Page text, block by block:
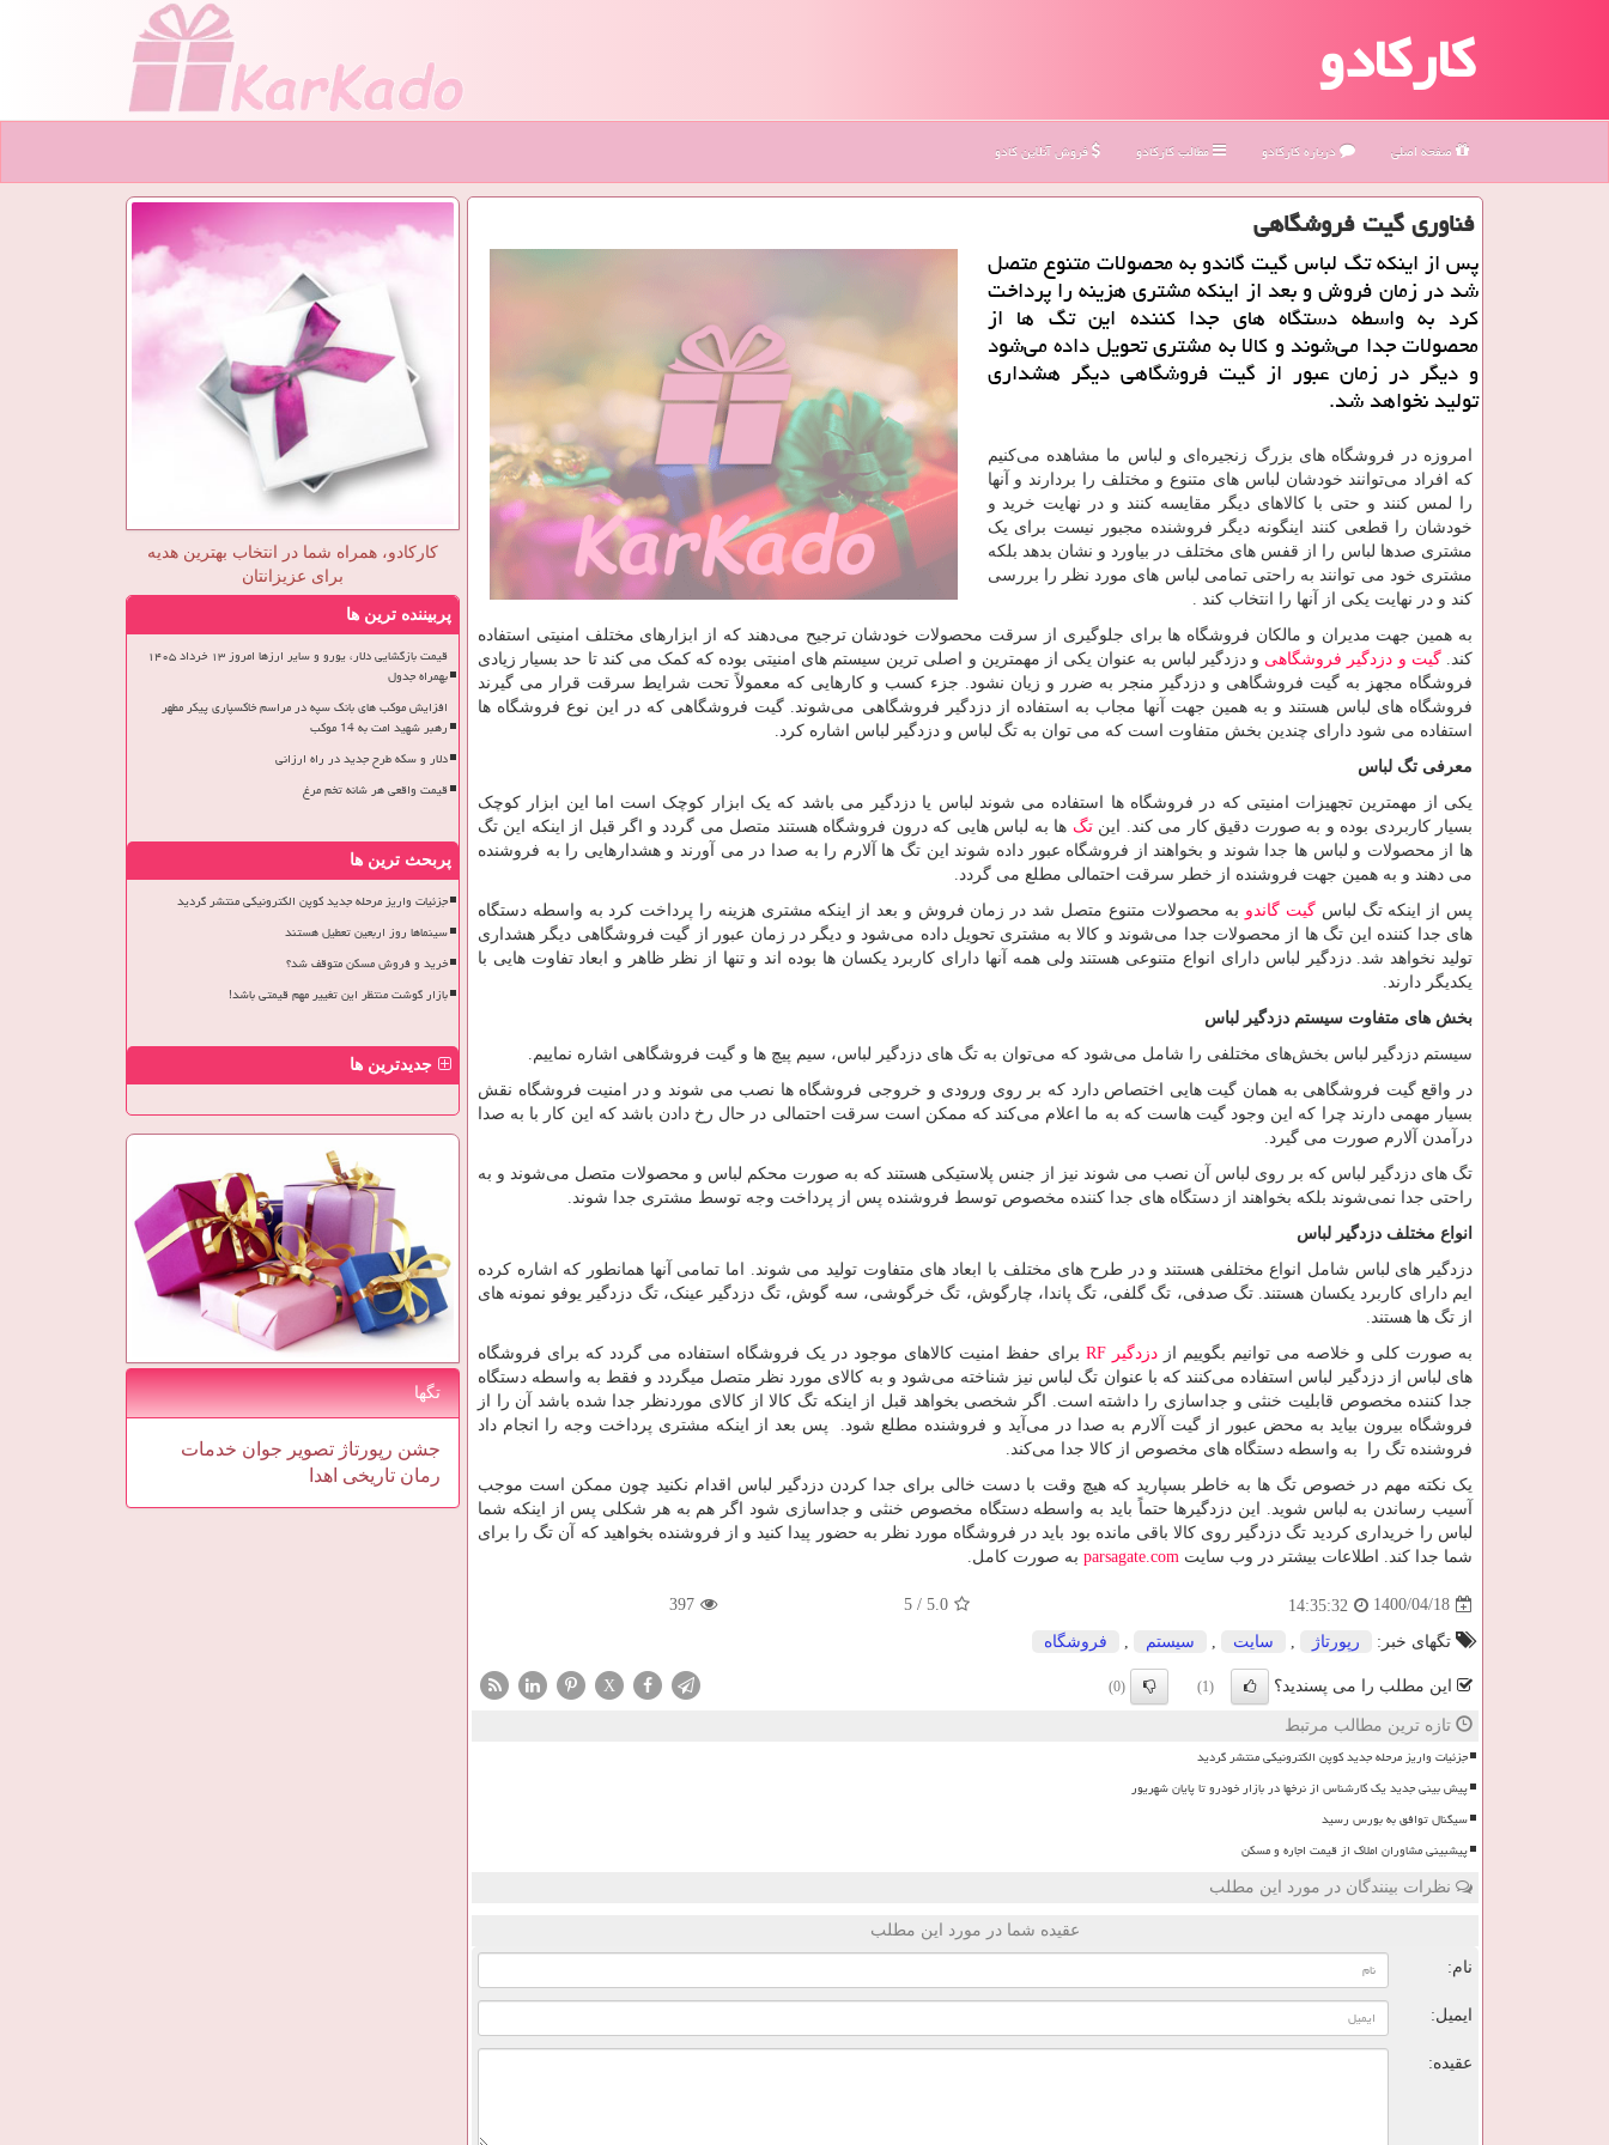
کارکادو
صفحه اصلی درباره كاركادو مطالب كاركادو فروش آنلاین کادو
فناوری گیت فروشگاهی
پس از اینكه تگ لباس گیت گاندو به محصولات متنوع متصل
شد در زمان فروش و بعد از اینكه مشتری هزینه را پرداخت
كرد به واسطه دستگاه های جدا كننده این تگ ها از
محصولات جدا می‌شوند و كالا به مشتری تحویل داده می‌شود
و دیگر در زمان عبور از گیت فروشگاهی دیگر هشداری
تولید نخواهد شد.
امروزه در فروشگاه‌ های بزرگ زنجیره‌ای و لباس ما مشاهده می‌کنیم
که افراد می‌توانند خودشان لباس های متنوع و مختلف را بردارند و آنها
را لمس کنند و حتی با کالاهای دیگر مقایسه کنند و در نهایت خرید و
خودشان را قطعی کنند اینگونه دیگر فروشنده مجبور نیست برای یک
مشتری صدها لباس را از قفس های مختلف در بیاورد و نشان بدهد بلکه
مشتری خود می توانند به راحتی تمامی لباس های مورد نظر را بررسی
کند و در نهایت یکی از آنها را انتخاب کند .
به همین جهت مدیران و مالکان فروشگاه ها برای جلوگیری از سرقت محصولات خودشان ترجیح می‌دهند که از ابزارهای مختلف امنیتی استفاده
کند.گیت و دزدگیر فروشگاهی و دزدگیر لباس به عنوان یکی از مهمترین و اصلی ترین سیستم های امنیتی بوده که کمک می کند تا حد بسیار زیادی
فروشگاه مجهز به گیت فروشگاهی و دزدگیر منجر به ضرر و زیان نشود. جزء کسب و کارهایی که معمولاً تحت شرایط سرقت قرار می گیرند
فروشگاه های لباس هستند و به همین جهت آنها مجاب به استفاده از دزدگیر فروشگاهی می‌شوند. گیت فروشگاهی که در این نوع فروشگاه ها
استفاده می شود دارای چندین بخش متفاوت است که می توان به تگ لباس و دزدگیر لباس اشاره کرد.
معرفی تگ لباس
یکی از مهمترین تجهیزات امنیتی که در فروشگاه ها استفاده می شوند لباس یا دزدگیر می باشد که یک ابزار کوچک است اما این ابزار کوچک
بسیار کاربردی بوده و به صورت دقیق کار می کند. اینتگ ها به لباس هایی که درون فروشگاه هستند متصل می گردد و اگر قبل از اینکه این تگ
ها از محصولات و لباس ها جدا شوند و بخواهند از فروشگاه عبور داده شوند این تگ ها آلارم را به صدا در می آورند و هشدارهایی را به فروشنده
می دهند و به همین جهت فروشنده از خطر سرقت احتمالی مطلع می گردد.
پس از اینکه تگ لباسگیت گاندو به محصولات متنوع متصل شد در زمان فروش و بعد از اینکه مشتری هزینه را پرداخت کرد به واسطه دستگاه
های جدا کننده این تگ ها از محصولات جدا می‌شوند و کالا به مشتری تحویل داده می‌شود و دیگر در زمان عبور از گیت فروشگاهی دیگر هشداری
تولید نخواهد شد. دزدگیر لباس دارای انواع متنوعی هستند ولی همه آنها دارای کاربرد یکسان ها بوده اند و تنها از نظر ظاهر و ابعاد تفاوت ‌هایی با
یکدیگر دارند.
بخش های متفاوت سیستم دزدگیر لباس
سیستم دزدگیر لباس بخش‌های مختلفی را شامل می‌شود که می‌توان به تگ های دزدگیر لباس، سیم پیچ ها و گیت فروشگاهی اشاره نماییم.
در واقع گیت فروشگاهی به همان گیت هایی اختصاص دارد که بر روی ورودی و خروجی فروشگاه ها نصب می شوند و در امنیت فروشگاه نقش
بسیار مهمی دارند چرا که این وجود گیت هاست که به ما اعلام می‌کند که ممکن است سرقت احتمالی در حال رخ دادن باشد که این کار با به صدا
درآمدن آلارم صورت می گیرد.
تگ های دزدگیر لباس که بر روی لباس آن نصب می شوند نیز از جنس پلاستیکی هستند که به صورت محکم لباس و محصولات متصل می‌شوند و به
راحتی جدا نمی‌شوند بلکه بخواهند از دستگاه های جدا کننده مخصوص توسط فروشنده پس از پرداخت وجه توسط مشتری جدا شوند.
انواع مختلف دزدگیر لباس
دزدگیر های لباس شامل انواع مختلفی هستند و در طرح های مختلف با ابعاد های متفاوت تولید می شوند. اما تمامی آنها همانطور که اشاره کرده
ایم دارای کاربرد یکسان هستند. تگ صدفی، تگ گلفی، تگ پاندا، چارگوش، تگ خرگوشی، سه گوش، تگ دزدگیر عینک، تگ دزدگیر یوفو نمونه های
از تگ ها هستند.
به صورت کلی و خلاصه می توانیم بگوییم ازدزدگیرRF برای حفظ امنیت کالاهای موجود در یک فروشگاه استفاده می گردد که برای فروشگاه
های لباس از دزدگیر لباس استفاده می‌کنند که با عنوان تگ لباس نیز شناخته می‌شود و به کالای مورد نظر متصل میگردد و فقط به واسطه دستگاه
جدا کننده مخصوص قابلیت خنثی و جداسازی را داشته است. اگر شخصی بخواهد قبل از اینکه تگ کالا از کالای موردنظر جدا شده باشد آن را از
فروشگاه بیرون بیاید به محض عبور از گیت آلارم به صدا در می‌آید و فروشنده مطلع شود. پس بعد از اینکه مشتری پرداخت وجه را انجام داد
فروشنده تگ را به واسطه دستگاه های مخصوص از کالا جدا می‌کند.
یک نکته مهم در خصوص تگ ها به خاطر بسپارید که هیچ وقت با دست خالی برای جدا کردن دزدگیر لباس اقدام نکنید چون ممکن است موجب
آسیب رساندن به لباس شوید. این دزدگیرها حتماً باید به واسطه دستگاه مخصوص خنثی و جداسازی شود اگر هم به هر شکلی پس از اینکه شما
لباس را خریداری کردید تگ دزدگیر روی کالا باقی مانده بود باید در فروشگاه مورد نظر به حضور پیدا کنید و از فروشنده بخواهید که آن تگ را برای
شما جدا کند. اطلاعات بیشتر در وب سایت parsagate.com به صورت کامل.
1400/04/18
14:35:32
5.0
/
5
397
تگهای خبر: رپورتاژ سایت سیستم فروشگاه
این مطلب را می پسندید؟ (1)
(0)
X
تازه ترین مطالب مرتبط
جزئیات واریز مرحله جدید کوپن الکترونیکی منتشر گردید
پیش بینی جدید یک کارشناس از نرخها در بازار خودرو تا پایان شهریور
سیگنال توافق به بورس رسید
پیشبینی مشاوران املاک از قیمت اجاره و مسکن
نظرات بینندگان در مورد این مطلب
عقیده شما در مورد این مطلب
نام:
ایمیل:
عقیده:
کارکادو، همراه شما در انتخاب بهترین هدیه
برای عزیزانتان
پربیننده ترین ها
قیمت بازگشایی دلار، یورو و سایر ارزها امروز ۱۳ خرداد ۱۴۰۵
بهمراه جدول
افزایش موکب های بانک سپه در مراسم خاکسپاری پیکر مطهر
رهبر شهید امت به 14 موکب
دلار و سکه طرح جدید در راه ارزانی
قیمت واقعی هر شانه تخم مرغ
پربحث ترین ها
جزئیات واریز مرحله جدید کوپن الکترونیکی منتشر گردید
سینماها روز اربعین تعطیل هستند
خرید و فروش مسکن متوقف شد؟
بازار گوشت منتظر این تغییر مهم قیمتی باشد!
جدیدترین ها
تگها
جشن رپورتاژ تصویر جوان خدمات
رمان تاریخی اهدا